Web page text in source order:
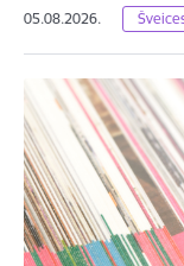
05.08.2026.